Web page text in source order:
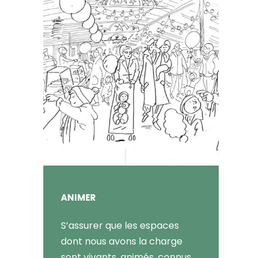
ANIMER
S’assurer que les espaces
dont nous avons la charge